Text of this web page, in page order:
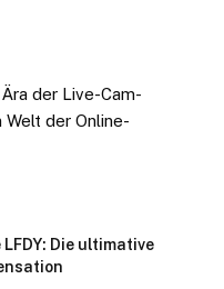
der Live-Cam-
Welt der Online-
Die ultimative